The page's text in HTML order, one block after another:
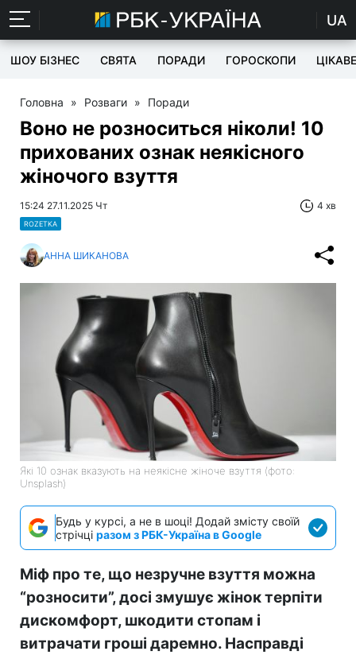
UA
ШОУ БІЗНЕС СВЯТА ПОРАДИ ГОРОСКОПИ ЦІКАВЕ
Головна » Розваги » Поради
Воно не розноситься ніколи! 10
прихованих ознак неякісного
жіночого взуття
15:24 27.11.2025 Чт 4 хв
ROZETKA
АННА ШИКАНОВА
Які 10 ознак вказують на неякісне жіноче взуття (фото:
Unsplash)
Будь у курсі, а не в шоці! Додай змісту своїй
стрічці разом з РБК-Україна в Google
Міф про те, що незручне взуття можна
“розносити”, досі змушує жінок терпіти
дискомфорт, шкодити стопам і
витрачати гроші даремно. Насправді